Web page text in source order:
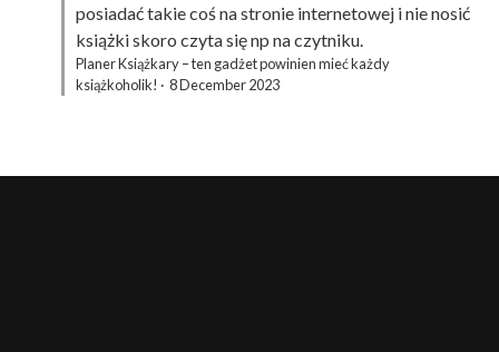
posiadać takie coś na stronie internetowej i nie nosić
książki skoro czyta się np na czytniku.
Planer Książkary – ten gadżet powinien mieć każdy
książkoholik! · 8 December 2023